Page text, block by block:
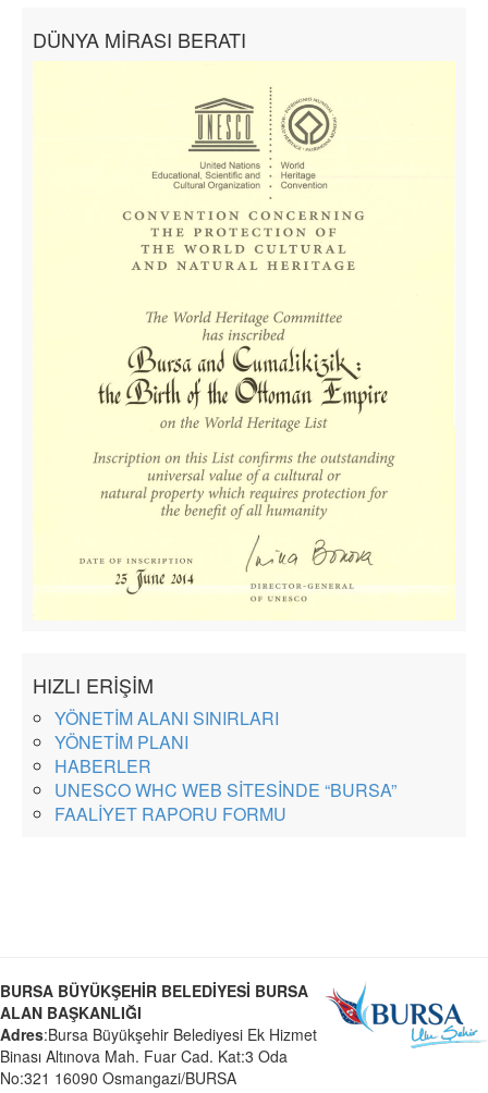
DÜNYA MİRASI BERATI
HIZLI ERİŞİM
YÖNETİM ALANI SINIRLARI
YÖNETİM PLANI
HABERLER
UNESCO WHC WEB SİTESİNDE “BURSA”
FAALİYET RAPORU FORMU
BURSA BÜYÜKŞEHİR BELEDİYESİ BURSA
ALAN BAŞKANLIĞI
Adres:Bursa Büyükşehir Belediyesi Ek Hizmet
Binası Altınova Mah. Fuar Cad. Kat:3 Oda
No:321 16090 Osmangazi/BURSA